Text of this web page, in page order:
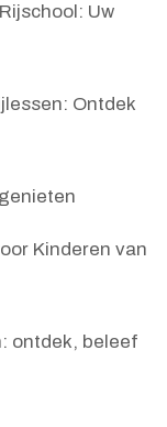
Uw
Ontdek
Kinderen van
ontdek, beleef